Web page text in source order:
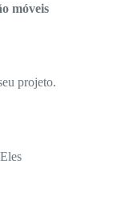
móveis
projeto.